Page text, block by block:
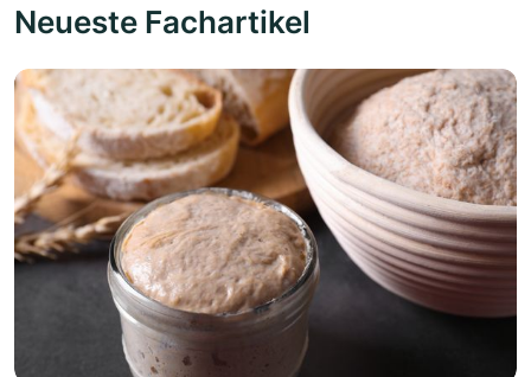
Neueste Fachartikel